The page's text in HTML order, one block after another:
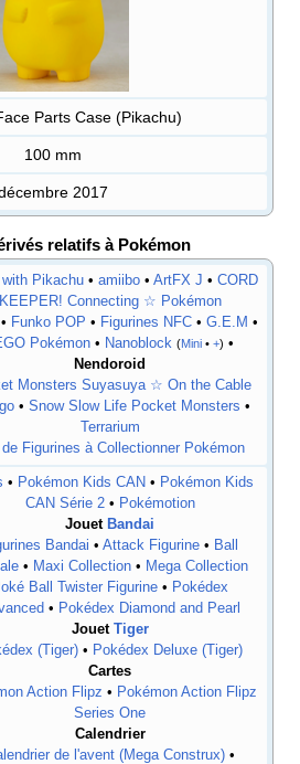
Parts Case (Pikachu)
100 mm
2017
relatifs à Pokémon
Pikachu • amiibo • ArtFX J • CORD
KEEPER! Connecting ☆ Pokémon
Funko POP • Figurines NFC • G.E.M •
Pokémon • Nanoblock (Mini • +) •
Nendoroid
Monsters Suyasuya ☆ On the Cable
• Snow Slow Life Pocket Monsters •
Terrarium
Figurines à Collectionner Pokémon
• Pokémon Kids CAN • Pokémon Kids
CAN Série 2• Pokémotion
Jouet Bandai
Bandai • Attack Figurine• Ball
• Maxi Collection • Mega Collection
Ball Twister Figurine • Pokédex
• Pokédex Diamond and Pearl
Jouet Tiger
(Tiger) • Pokédex Deluxe (Tiger)
Cartes
Action Flipz • Pokémon Action Flipz
Series One
Calendrier
de l'avent (Mega Construx)•